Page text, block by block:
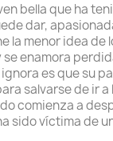
bella que ha
dar,
la menor idea de
se enamora
es que su
salvarse de ir a
comienza a
sido víctima de